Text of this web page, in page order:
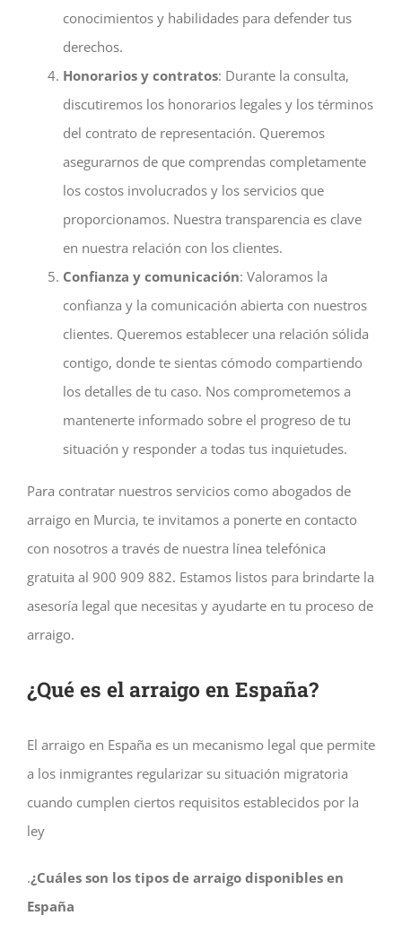
conocimientos y habilidades para defender tus
derechos.
Honorarios y contratos: Durante la consulta,
discutiremos los honorarios legales y los términos
del contrato de representación. Queremos
asegurarnos de que comprendas completamente
los costos involucrados y los servicios que
proporcionamos. Nuestra transparencia es clave
en nuestra relación con los clientes.
Confianza y comunicación: Valoramos la
confianza y la comunicación abierta con nuestros
clientes. Queremos establecer una relación sólida
contigo, donde te sientas cómodo compartiendo
los detalles de tu caso. Nos comprometemos a
mantenerte informado sobre el progreso de tu
situación y responder a todas tus inquietudes.
Para contratar nuestros servicios como abogados de
arraigo en Murcia, te invitamos a ponerte en contacto
con nosotros a través de nuestra línea telefónica
gratuita al 900 909 882. Estamos listos para brindarte la
asesoría legal que necesitas y ayudarte en tu proceso de
arraigo.
¿Qué es el arraigo en España?
El arraigo en España es un mecanismo legal que permite
a los inmigrantes regularizar su situación migratoria
cuando cumplen ciertos requisitos establecidos por la
ley
.¿Cuáles son los tipos de arraigo disponibles en
España